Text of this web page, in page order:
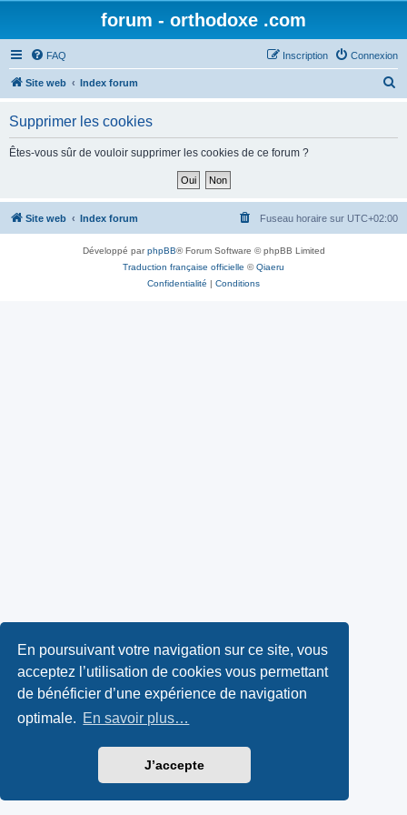
En poursuivant votre navigation sur ce site, vous
acceptez l’utilisation de cookies vous permettant
de bénéficier d’une expérience de navigation
optimale. En savoir plus…
J’accepte
forum - orthodoxe .com
FAQ Connexion
Inscription
Site web Index forum
h
Supprimer les cookies
Êtes-vous sûr de vouloir supprimer les cookies de ce forum ?
Site web Index forum Fuseau horaire sur UTC+02:00
Développé parphpBB® Forum Software © phpBB Limited
Traduction française officielle ©Qiaeru
Confidentialité | Conditions